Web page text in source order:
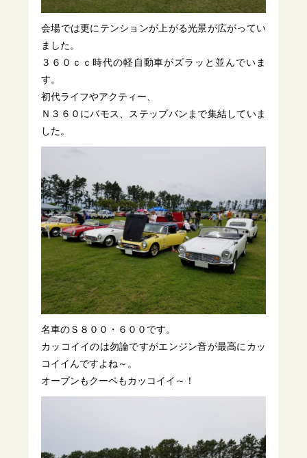
会場では更にテンションが上がる光景が広がってい
ました。
３６０ｃｃ時代の軽自動車がズラッと並んでいま
す。
初代ライフやアクティー、
Ｎ３６０にバモス、ステップバンまで集結していま
した。
名車のＳ８００・６００です。
カッコイイのは勿論ですがエンジン音が最高にカッ
コイイんですよね～。
オープンもクーペもカッコイイ～！